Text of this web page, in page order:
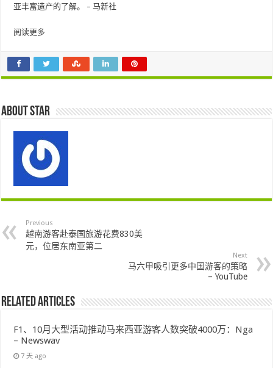
亚丰富遗产的了解。 – 马新社
阅读更多
About star
Previous
越南游客赴泰国旅游花费830美
元，位居东南亚第二
Next
马六甲吸引更多中国游客的策略
– YouTube
Related Articles
F1、10月大型活动推动马来西亚游客人数突破4000万：Nga
– Newswav
7 天 ago